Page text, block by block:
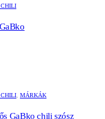
, MÁRKÁK
GaBko chili szósz